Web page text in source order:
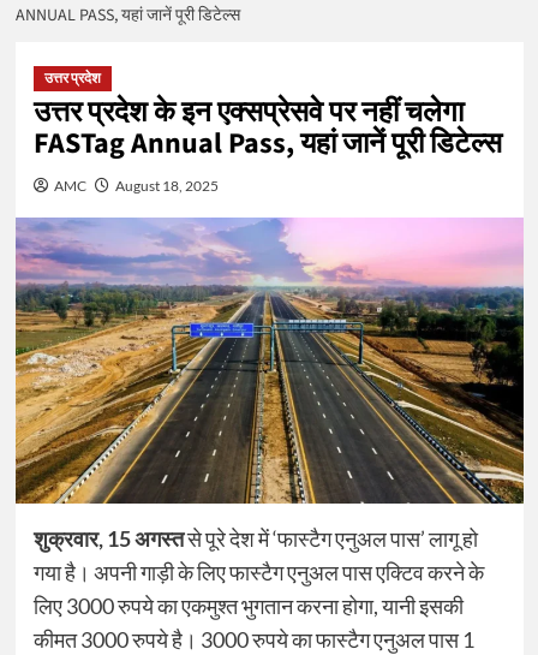
ANNUAL PASS, यहां जानें पूरी डिटेल्स
उत्तर प्रदेश
उत्तर प्रदेश के इन एक्सप्रेसवे पर नहीं चलेगा
FASTag Annual Pass, यहां जानें पूरी डिटेल्स
AMC August 18, 2025
शुक्रवार, 15 अगस्तसे पूरे देश में ‘फास्टैग एनुअल पास’ लागू हो
गया है। अपनी गाड़ी के लिए फास्टैग एनुअल पास एक्टिव करने के
लिए 3000 रुपये का एकमुश्त भुगतान करना होगा, यानी इसकी
कीमत 3000 रुपये है। 3000 रुपये का फास्टैग एनुअल पास 1